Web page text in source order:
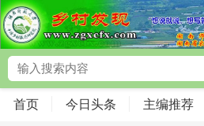
首页 今日头条 主编推荐